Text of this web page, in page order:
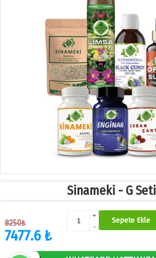
Sinameki - G Seti
8250₺
7477.6 ₺
+
-
Sepete Ekle